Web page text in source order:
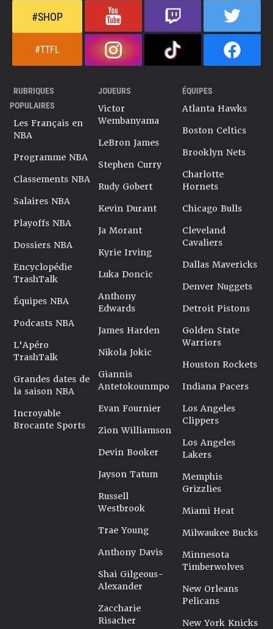
#SHOP
#TTFL
RUBRIQUES
POPULAIRES
Les Français en
NBA
Programme NBA
Classements NBA
Salaires NBA
Playoffs NBA
Dossiers NBA
Encyclopédie
TrashTalk
Équipes NBA
Podcasts NBA
L'Apéro
TrashTalk
Grandes dates de
la saison NBA
Incroyable
Brocante Sports
JOUEURS
Victor
Wembanyama
LeBron James
Stephen Curry
Rudy Gobert
Kevin Durant
Ja Morant
Kyrie Irving
Luka Doncic
Anthony
Edwards
James Harden
Nikola Jokic
Giannis
Antetokounmpo
Evan Fournier
Zion Williamson
Devin Booker
Jayson Tatum
Russell
Westbrook
Trae Young
Anthony Davis
Shai Gilgeous-
Alexander
Zaccharie
Risacher
ÉQUIPES
Atlanta Hawks
Boston Celtics
Brooklyn Nets
Charlotte
Hornets
Chicago Bulls
Cleveland
Cavaliers
Dallas Mavericks
Denver Nuggets
Detroit Pistons
Golden State
Warriors
Houston Rockets
Indiana Pacers
Los Angeles
Clippers
Los Angeles
Lakers
Memphis
Grizzlies
Miami Heat
Milwaukee Bucks
Minnesota
Timberwolves
New Orleans
Pelicans
New York Knicks